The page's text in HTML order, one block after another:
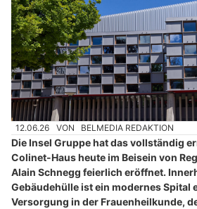
12.06.26 VON BELMEDIA REDAKTION
Die Insel Gruppe hat das vollständig
Colinet-Haus heute im Beisein von
Alain Schnegg feierlich eröffnet.
Gebäudehülle ist ein modernes Spital
Versorgung in der Frauenheilkunde,